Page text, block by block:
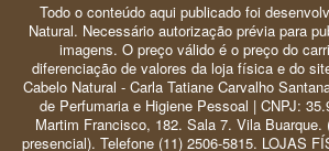
Todo o conteúdo aqui publicado foi
Natural. Necessário autorização prévia para
imagens. O preço válido é o preço do
diferenciação de valores da loja física e do
Cabelo Natural - Carla Tatiane Carvalho
de Perfumaria e Higiene Pessoal | CNPJ:
Martim Francisco, 182. Sala 7. Vila Buarque.
presencial). Telefone (11) 2506-5815. LOJAS